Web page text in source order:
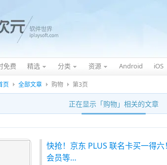
免费 精选 分类 资源 Android iOS
页 全部文章 购物 第3页
正在显示「购物」相关的文章
快抢！京东 PLUS 联名卡买一得
会员等…